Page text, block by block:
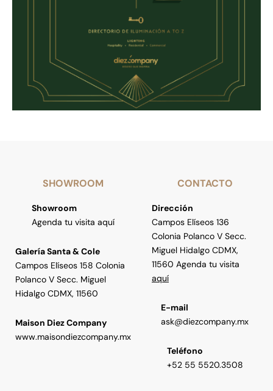
SHOWROOM
Showroom
Agenda tu visita aquí
Galería Santa & Cole
Campos Elíseos 158 Colonia
Polanco V Secc. Miguel
Hidalgo CDMX, 11560
Maison Diez Company
www.maisondiezcompany.mx
CONTACTO
Dirección
Campos Elíseos 136
Colonia Polanco V Secc.
Miguel Hidalgo CDMX,
11560 Agenda tu visita
aquí
E-mail
ask@diezcompany.mx
Teléfono
+52 55 5520.3508